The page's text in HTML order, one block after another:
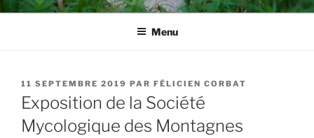
SOCIÉTÉ MYCOLOGIQUE
L'étude des champignons dans la région de Porrentruy.
Menu
PUBLIÉ
LE
11 SEPTEMBRE 2019 PAR FÉLICIEN CORBAT
Exposition de la Société
Mycologique des Montagnes